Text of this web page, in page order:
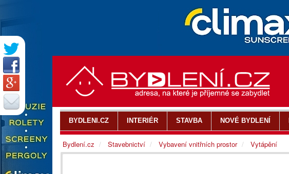
BYDLENI.CZ INTERIÉR STAVBA NOVÉ BYDLENÍ
Bydlení.cz Stavebnictví Vybavení vnitřních prostor Vytápění